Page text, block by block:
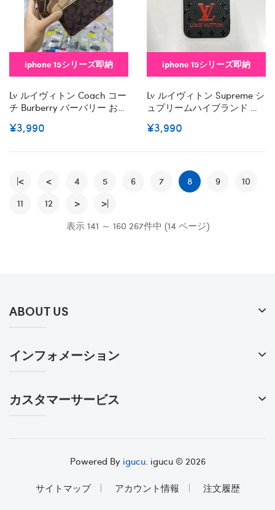
iphone 15シリーズ即納
Lv ルイヴィトン Coach コー
チ Burberry バーバリー おし
Xr Xs 8/7 Plusケース 手帳型
入れiphone 14 15 Plusケース
愛用全機種対応ハイブラン
¥3,990
iphone 15シリーズ即納
Lv ルイヴィトン Supreme シ
ュプリームハイブランド ア
レディースメンズ激安おし
バッグ型iphone 15/14
Pro/15 Pro Max Xs/8/7 Plus
カバー ストラップ付 カード
ィ
¥3,990
|< < 4 5 6 7 8 9
10
11
12 >
>|
表示 141 ～ 160 267件中 (14 ページ)
ABOUT US
インフォメーション
カスタマーサービス
Powered By igucu. igucu © 2026
サイトマップ
アカウント情報 注文履歴